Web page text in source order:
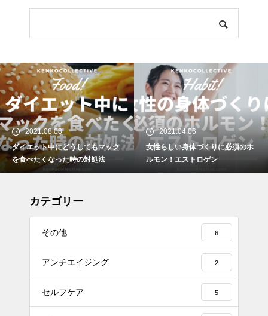
2021.04.06
女性らしい身体づくりに必須のホ
ルモン！エストロゲン
2021.03.29
ダイエット中どうしても我慢で
ない時のおやつの工夫について
カテゴリー
その他 6
アンチエイジング 2
セルフケア 5